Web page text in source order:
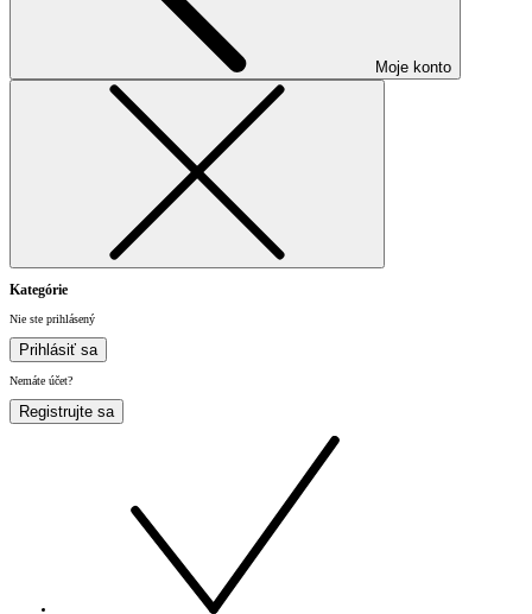
Moje konto
Kategórie
Nie ste prihlásený
Prihlásiť sa
Nemáte účet?
Registrujte sa